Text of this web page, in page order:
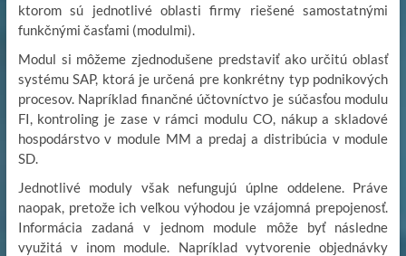
ktorom sú jednotlivé oblasti firmy riešené samostatnými
funkčnými časťami (modulmi).
Modul si môžeme zjednodušene predstaviť ako určitú oblasť
systému SAP, ktorá je určená pre konkrétny typ podnikových
procesov. Napríklad finančné účtovníctvo je súčasťou modulu
FI, kontroling je zase v rámci modulu CO, nákup a skladové
hospodárstvo v module MM a predaj a distribúcia v module
SD.
Jednotlivé moduly však nefungujú úplne oddelene. Práve
naopak, pretože ich veľkou výhodou je vzájomná prepojenosť.
Informácia zadaná v jednom module môže byť následne
využitá v inom module. Napríklad vytvorenie objednávky